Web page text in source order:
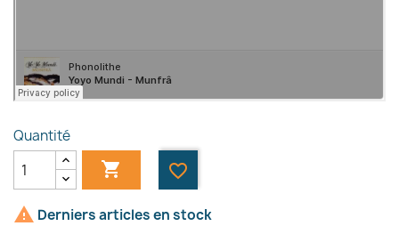
Quantité
 favorite_border
 Derniers articles en stock